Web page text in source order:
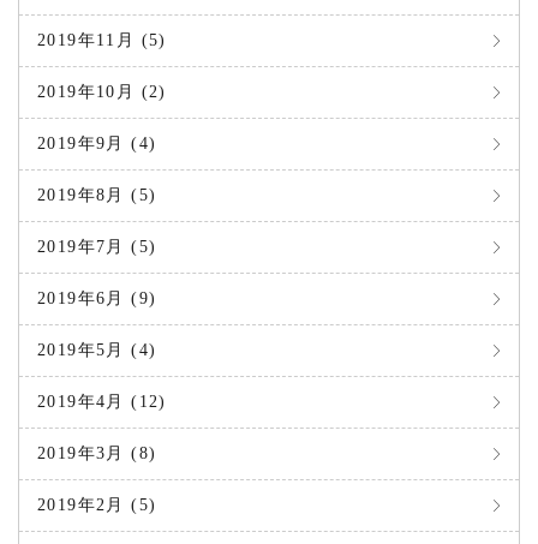
2019年11月 (5)
2019年10月 (2)
2019年9月 (4)
2019年8月 (5)
2019年7月 (5)
2019年6月 (9)
2019年5月 (4)
2019年4月 (12)
2019年3月 (8)
2019年2月 (5)